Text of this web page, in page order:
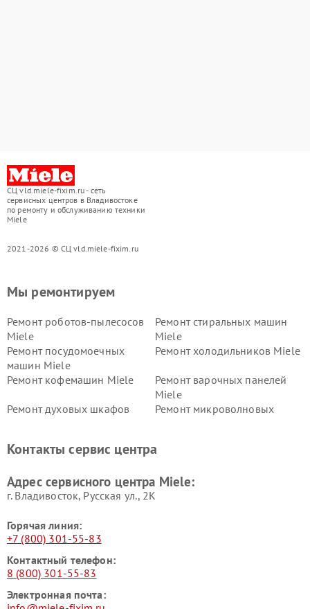
СЦ vld.miele-fixim.ru - сеть
сервисных центров в Владивостоке
по ремонту и обслуживанию техники
Miele
2021-2026 © СЦ vld.miele-fixim.ru
Мы ремонтируем
Ремонт роботов-пылесосов
Miele
Ремонт стиральных машин
Miele
Ремонт посудомоечных
машин Miele
Ремонт холодильников Miele
Ремонт кофемашин Miele
Ремонт варочных панелей
Miele
Ремонт духовых шкафов
Ремонт микроволновых
Miele
Miele
пылесосов Miele
Контакты сервис центра
Адрес сервисного центра Miele:
г. Владивосток, Русская ул., 2К
Горячая линия:
+7 (800) 301-55-83
Контактный телефон:
8 (800) 301-55-83
Электронная почта: